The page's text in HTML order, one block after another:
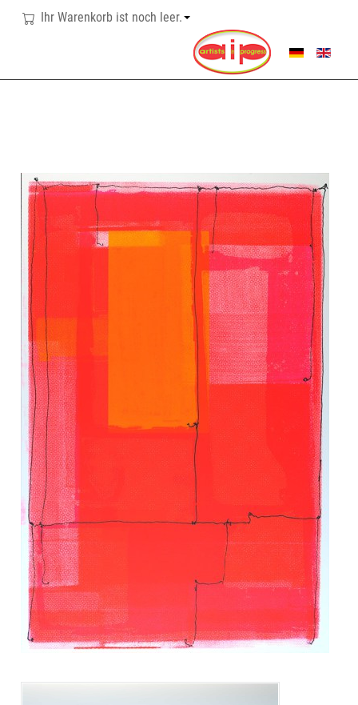
Ihr Warenkorb ist noch leer.
SPRACHE